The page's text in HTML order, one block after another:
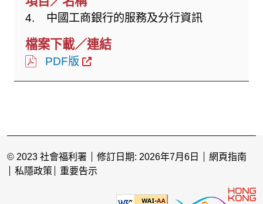
4. 中國工商銀行的服務及分行資訊
PDF版
© 2023 社會福利署 修訂日期: 2026年7月6日
網頁指南
私隱政策
重要告示